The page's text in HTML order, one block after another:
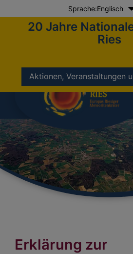
Sprache:Englisch
20 Jahre
Ries
Aktionen, Veranstaltungen
Erklärung zur